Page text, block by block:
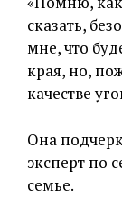
сказать,
мне, что
края, но,
качестве
Она
эксперт по
семье.